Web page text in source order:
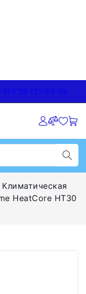
29 121-89-89
Климатическая
HeatCore HT30